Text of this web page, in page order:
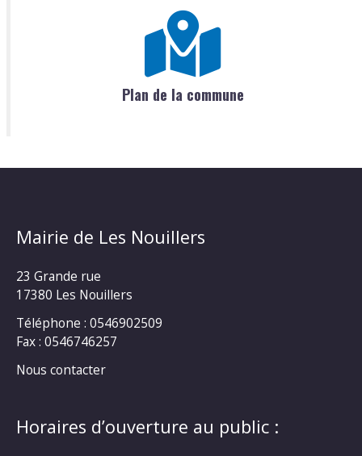
Plan de la commune
Mairie de Les Nouillers
23 Grande rue
17380 Les Nouillers
Téléphone : 0546902509
Fax : 0546746257
Nous contacter
Horaires d’ouverture au public :